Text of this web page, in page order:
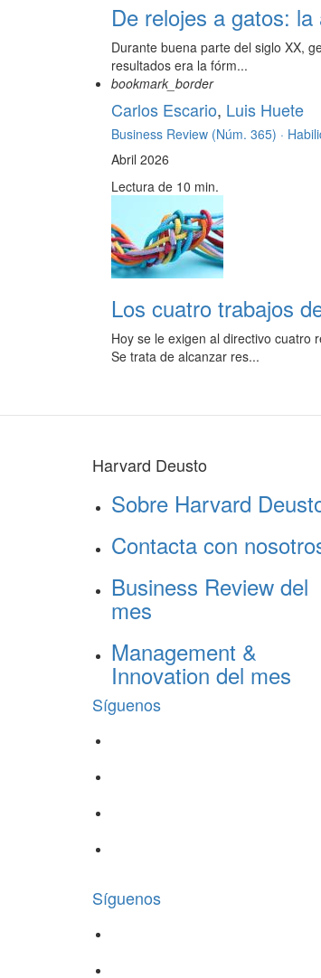
De relojes a gatos:
Durante buena parte del siglo XX,
resultados era la fórm...
bookmark_border
Carlos Escario, Luis Huete
Business Review (Núm. 365) ·
Abril 2026
Lectura de 10 min.
Los cuatro trabajos
Hoy se le exigen al directivo cuatro
Se trata de alcanzar res...
Harvard Deusto
Sobre Harvard
Contacta con
Business Review del
mes
Management &
Innovation del mes
Síguenos
Síguenos